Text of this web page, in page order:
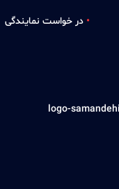
در خواست نمایندگی